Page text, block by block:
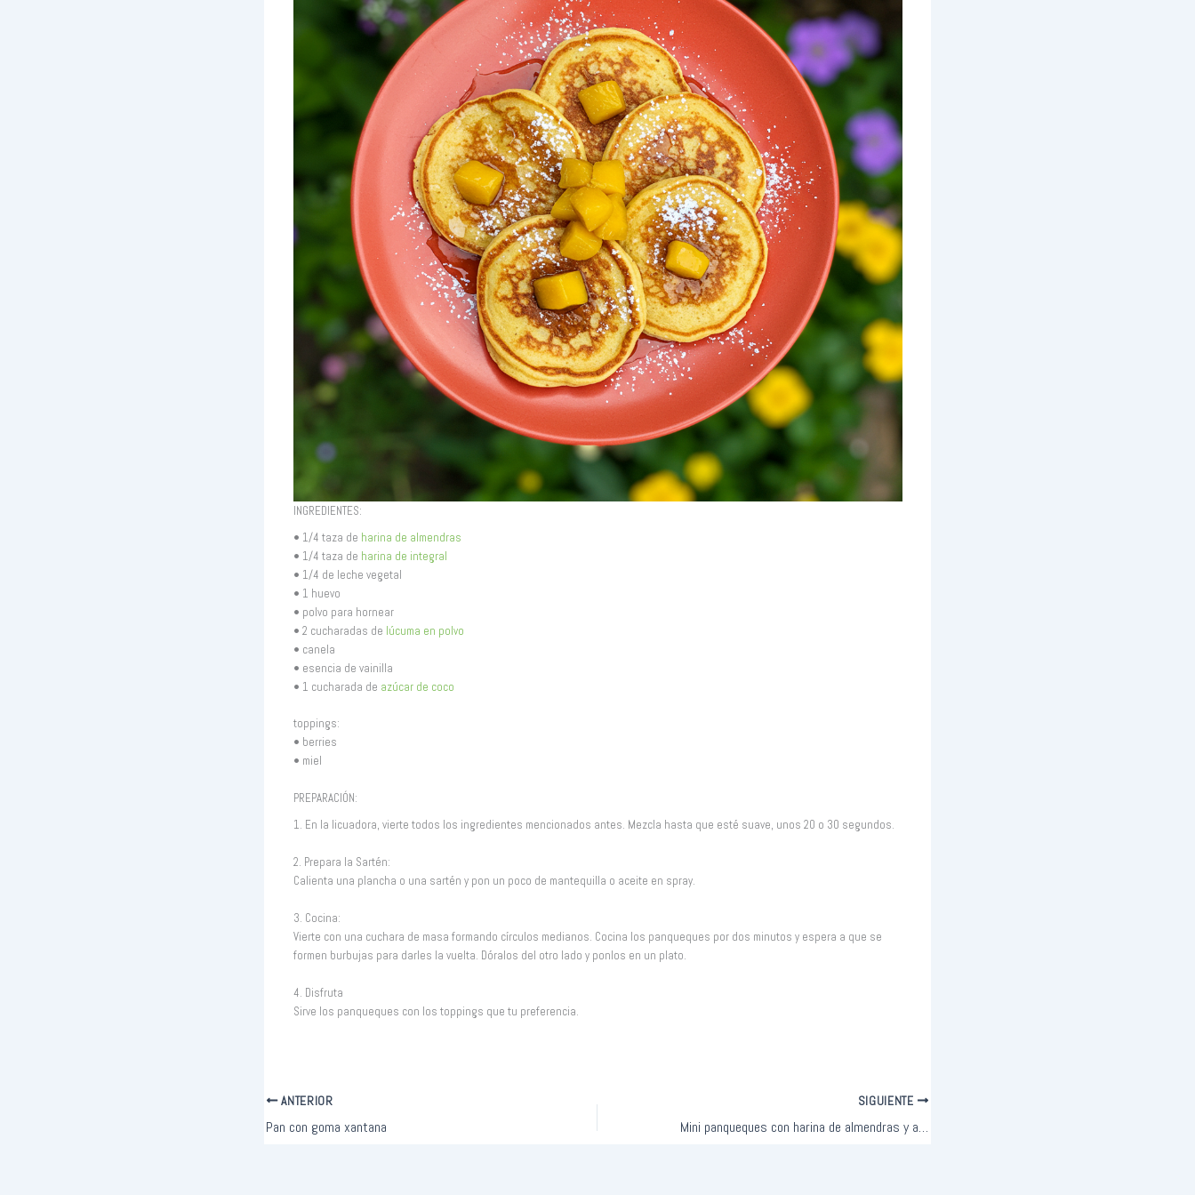
INGREDIENTES:
• 1/4 taza de harina de almendras
• 1/4 taza de harina de integral
• 1/4 de leche vegetal
• 1 huevo
• polvo para hornear
• 2 cucharadas de lúcuma en polvo
• canela
• esencia de vainilla
• 1 cucharada de azúcar de coco
toppings:
• berries
• miel
PREPARACIÓN:
1. En la licuadora, vierte todos los ingredientes mencionados antes. Mezcla hasta que esté suave, unos 20 o 30 segundos.
2. Prepara la Sartén:
Calienta una plancha o una sartén y pon un poco de mantequilla o aceite en spray.
3. Cocina:
Vierte con una cuchara de masa formando círculos medianos. Cocina los panqueques por dos minutos y espera a que se
formen burbujas para darles la vuelta. Dóralos del otro lado y ponlos en un plato.
4. Disfruta
Sirve los panqueques con los toppings que tu preferencia.
ANTERIOR
Pan con goma xantana
SIGUIENTE
Mini panqueques con harina de almendras y avena